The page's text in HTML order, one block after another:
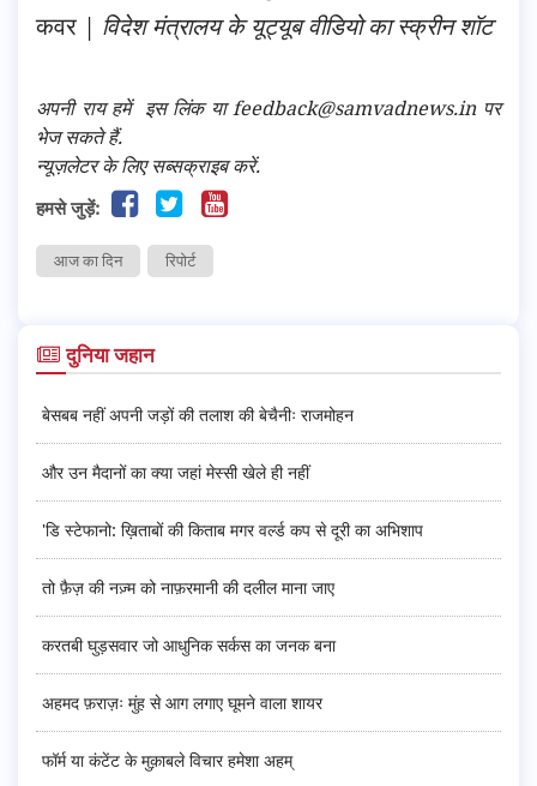
कवर | विदेश मंत्रालय के यूट्यूब वीडियो का स्क्रीन शॉट
अपनी राय हमें इस लिंक या feedback@samvadnews.in पर
भेज सकते हैं.
न्यूज़लेटर के लिए सब्सक्राइब करें.
हमसे जुड़ें:
आज का दिन रिपोर्ट
दुनिया जहान
बेसबब नहीं अपनी जड़ों की तलाश की बेचैनीः राजमोहन
और उन मैदानों का क्या जहां मेस्सी खेले ही नहीं
'डि स्टेफानो: ख़िताबों की किताब मगर वर्ल्ड कप से दूरी का अभिशाप
तो फ़ैज़ की नज़्म को नाफ़रमानी की दलील माना जाए
करतबी घुड़सवार जो आधुनिक सर्कस का जनक बना
अहमद फ़राज़ः मुंह से आग लगाए घूमने वाला शायर
फॉर्म या कंटेंट के मुक़ाबले विचार हमेशा अहम्